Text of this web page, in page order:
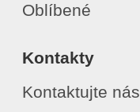
Oblíbené
Kontakty
Kontaktujte nás